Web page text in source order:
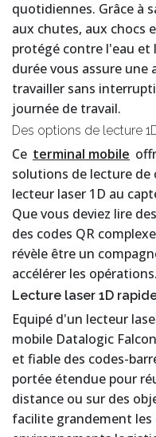
quotidiennes. Grâce à
aux chutes, aux chocs
protégé contre l'eau et
durée vous assure
travailler sans
journée de travail.
Des options de lecture
Ce terminal mobile
solutions de lecture de
lecteur laser 1D au
Que vous deviez lire
des codes QR
révèle être un
accélérer les opérations.
Lecture laser 1D
Equipé d'un lecteur
mobile Datalogic
et fiable des codes-
portée étendue pour
distance ou sur des
facilite grandement les